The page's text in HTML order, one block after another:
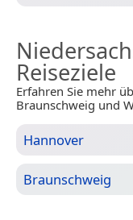
Reiseziele
Erfahren Sie mehr
Braunschweig und
Hannover
Braunschweig